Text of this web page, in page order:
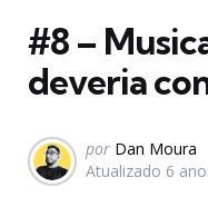
#8 –
deveria
Postado
por
por Dan Moura
Atualizado 6